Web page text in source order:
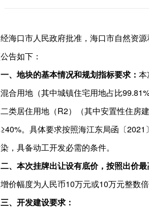
经海口市人民政府批准，海口市自然资
告如下：
一、地块的基本情况和规划指标要求： 本
合用地（其中城镇住宅用地占比
类居住用地（R2）（其中安置性住房
。具体要求按照海江东局函〔
，具备动工开发必需的条件。
二、本次挂牌出让设有底价，按照出价
价幅度为人民币10万元或10万元整数
三、开发建设要求：